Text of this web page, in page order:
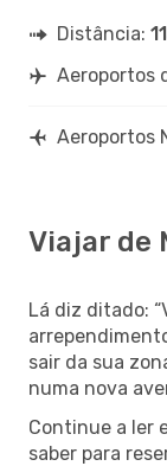
Distância:
Aeroportos
Aeroportos
Viajar de
Lá diz ditado:
sair da sua
numa nova
Continue a ler
saber para